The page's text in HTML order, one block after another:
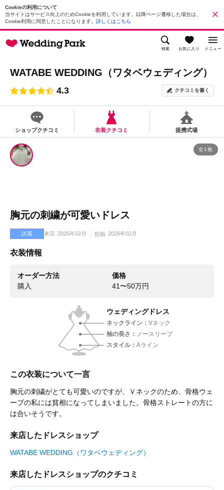
Cookieの利用について
当サイトはサービス向上のためCookieを利用しています。以降ページ遷移した場合は、
Cookie利用に同意したことになります。 詳しくはこちら
検索 お気に入り メニュー
WATABE WEDDING（ワタベウェディング）
4.3 クチコミを書く
ショップクチコミ 衣装クチコミ 提携式場
全1枚
胸元の刺繍が可愛いドレス
試着 来店 2026年02月 投稿 2026年02月
衣装情報
オーダー方法
購入
価格
41〜50万円
ウェディングドレス
ネックライン
Vネック
袖の長さ
ノースリーブ
スタイル
Aライン
この衣装について一言
胸元の刺繍がとても可愛いのですが、Ｖネックのため、骨格ウェ
ーブの私には貧相になってしまいました。骨格ストレートの方に
は合いそうです。
来店したドレスショップ
WATABE WEDDING（ワタベウェディング）
来店したドレスショップのクチコミ